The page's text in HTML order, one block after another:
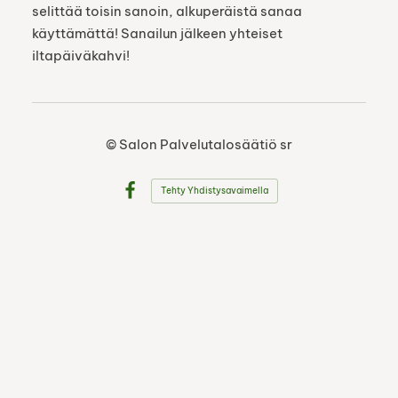
selittää toisin sanoin, alkuperäistä sanaa
käyttämättä! Sanailun jälkeen yhteiset
iltapäiväkahvi!
© Salon Palvelutalosäätiö sr
Tehty Yhdistysavaimella